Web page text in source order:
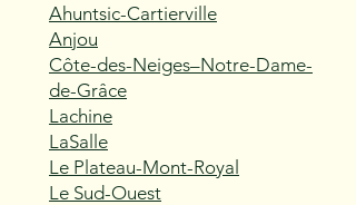
Ahuntsic-Cartierville
Anjou
Côte-des-Neiges–Notre-Dame-
de-Grâce
Lachine
LaSalle
Le Plateau-Mont-Royal
Le Sud-Ouest